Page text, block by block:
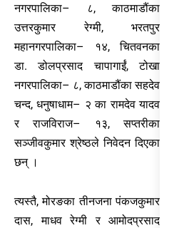
नगरपालिका– ८, काठमाडौंका
उत्तरकुमार रेग्मी, भरतपुर
महानगरपालिका– १४, चितवनका
डा. डोलप्रसाद चापागाईं, टोखा
नगरपालिका– ८, काठमाडौंका सहदेव
चन्द, धनुषाधाम– २ का रामदेव यादव
र राजविराज– १३, सप्तरीका
सञ्जीवकुमार श्रेष्ठले निवेदन दिएका
छन् ।
त्यस्तै, मोरङका तीनजना पंकजकुमार
दास, माधव रेग्मी र आमोदप्रसाद